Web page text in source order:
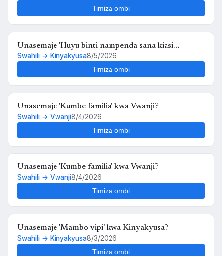
Timiza ombi
Unasemaje 'Huyu binti nampenda sana kiasi
kwamba nikimuona tu nahisi kuchanganyikiwa' kwa
Swahili → Kinyakyusa8/5/2026
Timiza ombi
Unasemaje 'Kumbe familia' kwa Vwanji?
Swahili → Vwanji8/4/2026
Timiza ombi
Unasemaje 'Kumbe familia' kwa Vwanji?
Swahili → Vwanji8/4/2026
Timiza ombi
Unasemaje 'Mambo vipi' kwa Kinyakyusa?
Swahili → Kinyakyusa8/3/2026
Timiza ombi